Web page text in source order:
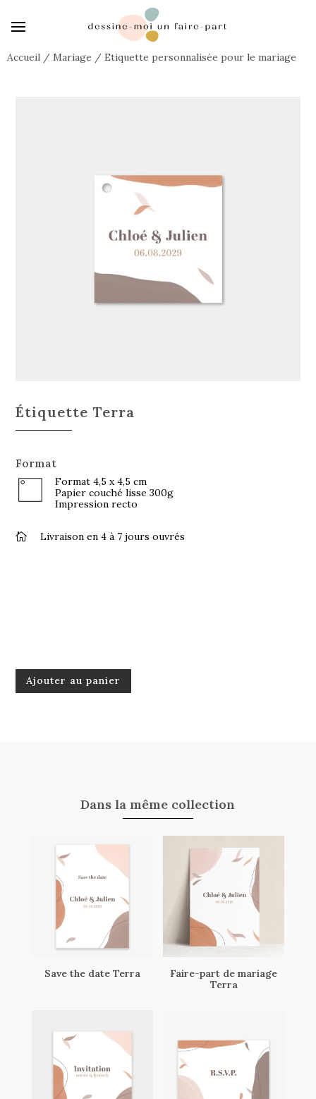
Accueil / Mariage / Etiquette personnalisée pour le mariage
Étiquette Terra
Format
Format 4,5 x 4,5 cm
Papier couché lisse 300g
Impression recto
 Livraison en 4 à 7 jours ouvrés
quantité
de
Ajouter au panier
Dans la même collection
Save the date Terra
Faire-part de mariage
Terra